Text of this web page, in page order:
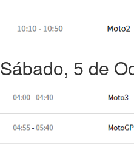
Sábado, 5 de